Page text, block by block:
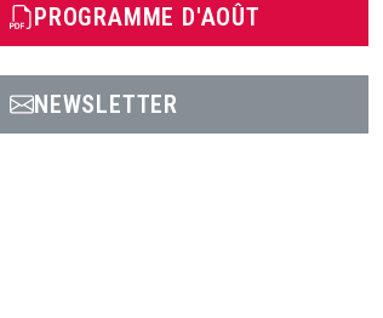
PROGRAMME D'AOÛT
NEWSLETTER